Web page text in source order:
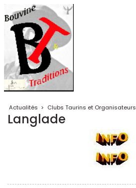
Actualités > Clubs Taurins et Organisateurs
Langlade